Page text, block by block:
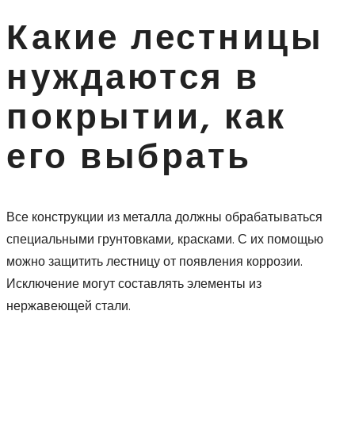
Какие лестницы
нуждаются в
покрытии, как
его выбрать
Все конструкции из металла должны обрабатываться
специальными грунтовками, красками. С их помощью
можно защитить лестницу от появления коррозии.
Исключение могут составлять элементы из
нержавеющей стали.